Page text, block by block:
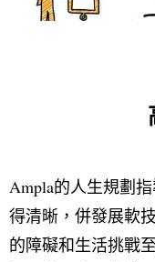
Ampla的人生規劃
得清晰，併發展軟
的障礙和生活挑戰